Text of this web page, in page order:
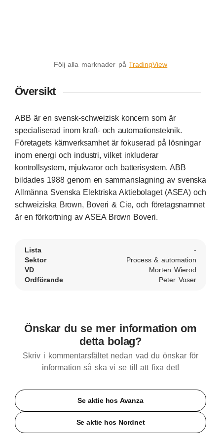
Följ alla marknader påTradingView
Översikt
ABB är en svensk-schweizisk koncern som är
specialiserad inom kraft- och automationsteknik.
Företagets kärnverksamhet är fokuserad på lösningar
inom energi och industri, vilket inkluderar
kontrollsystem, mjukvaror och batterisystem. ABB
bildades 1988 genom en sammanslagning av svenska
Allmänna Svenska Elektriska Aktiebolaget (ASEA) och
schweiziska Brown, Boveri & Cie, och företagsnamnet
är en förkortning av ASEA Brown Boveri.
Lista
-
Sektor
Process & automation
VD
Morten Wierod
Ordförande
Peter Voser
Önskar du se mer information om
detta bolag?
Skriv i kommentarsfältet nedan vad du önskar för
information så ska vi se till att fixa det!
Se aktie hos Avanza
Se aktie hos Nordnet